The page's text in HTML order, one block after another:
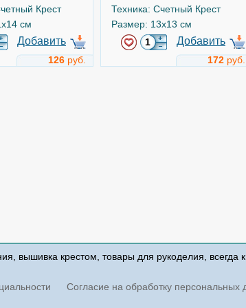
Крест
см
Добавить
126 руб.
Техника: Счетный Крест
Размер: 13x13 см
Добавить
172 руб.
игла
Крест
Добавить
Чудесная игла
Техника: Счетный Крест
Добавить
вышивка крестом, товары для рукоделия, всегда
Согласие на обработку персональных